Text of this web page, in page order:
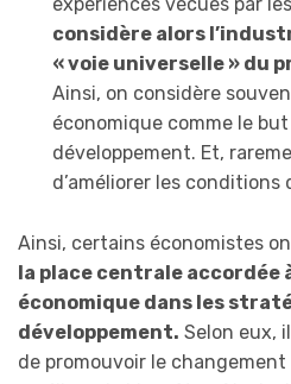
considère alors
« voie universelle » du
Ainsi, on considère
économique comme le
développement. Et,
d’améliorer les conditions
Ainsi, certains économistes
la place centrale accordée
économique dans les
développement. Selon eux,
de promouvoir le